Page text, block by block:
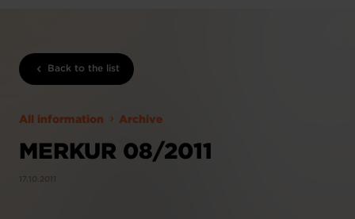
Back to the list
All information Archive
MERKUR 08/2011